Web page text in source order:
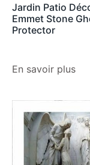
Jardin Patio
Emmet Stone
Protector
En savoir plus